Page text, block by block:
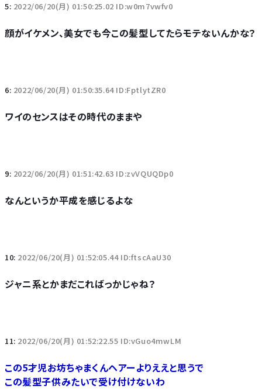
5: 2022/06/20(月) 01:50:25.02 ID:w0m7vwfv0
顔がイケメン、美女でも今この髪型してたらモテないんかな？
6: 2022/06/20(月) 01:50:35.64 ID:FptlytZR0
ワイのセンスはその時代のままや
9: 2022/06/20(月) 01:51:42.63 ID:zvVQUQDp0
なんというか平成を感じるよな
10: 2022/06/20(月) 01:52:05.44 ID:ftscAaU30
ジャニ系とかまだこればっかじゃね？
11: 2022/06/20(月) 01:52:22.55 ID:vGuo4mwLM
この5才児お坊ちゃまくんヘアーよりええと思うで
この髪型子供みたいで受け付けないわ